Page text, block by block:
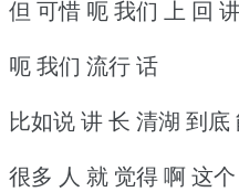
但 可惜 呃 我们 上 回
呃 我们 流行 话
比如说 讲 长 清湖 到
很多 人 就 觉得 啊 这